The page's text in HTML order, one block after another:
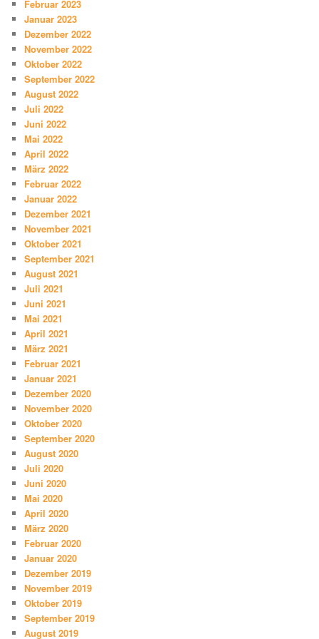
Februar 2023
Januar 2023
Dezember 2022
November 2022
Oktober 2022
September 2022
August 2022
Juli 2022
Juni 2022
Mai 2022
April 2022
März 2022
Februar 2022
Januar 2022
Dezember 2021
November 2021
Oktober 2021
September 2021
August 2021
Juli 2021
Juni 2021
Mai 2021
April 2021
März 2021
Februar 2021
Januar 2021
Dezember 2020
November 2020
Oktober 2020
September 2020
August 2020
Juli 2020
Juni 2020
Mai 2020
April 2020
März 2020
Februar 2020
Januar 2020
Dezember 2019
November 2019
Oktober 2019
September 2019
August 2019